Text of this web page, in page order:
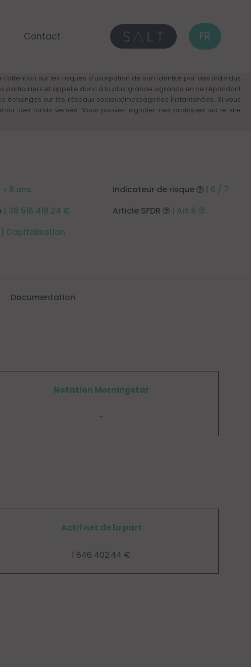
Contact FR
sur les risques d'usurpation de son identité par des individus
particuliers et appelle donc à la plus grande vigilance en ne répondant
sur les réseaux sociaux/messageries instantanées. Si vous
des fonds versés. Vous pouvez signaler ces pratiques via le site
> 8 ans
| 38 516 418.24 €
| Capitalisation
Indicateur de risque
| 6 / 7
Article SFDR
| Art.8
Documentation
Notation Morningstar
-
Actif net de la part
1 846 402.44 €